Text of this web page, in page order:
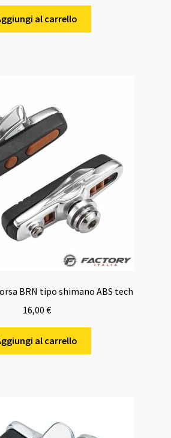
al carrello
BRN tipo shimano ABS tech
16,00 €
al carrello